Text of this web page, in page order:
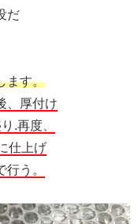
だ
ます。
、厚付け
.再度、
仕上げ
う。